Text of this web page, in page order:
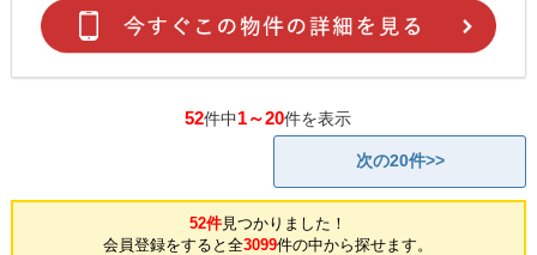
52件中1～20件を表示
次の20件>>
52件見つかりました！
会員登録をすると全3099件の中から探せます。